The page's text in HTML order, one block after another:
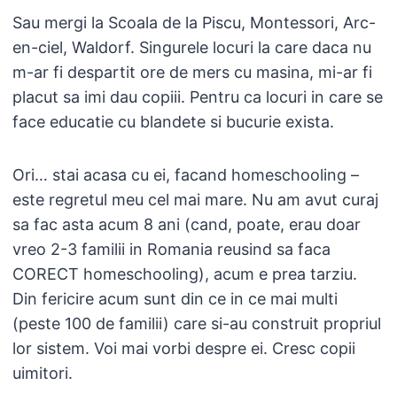
Sau mergi la Scoala de la Piscu, Montessori, Arc-
en-ciel, Waldorf. Singurele locuri la care daca nu
m-ar fi despartit ore de mers cu masina, mi-ar fi
placut sa imi dau copiii. Pentru ca locuri in care se
face educatie cu blandete si bucurie exista.
Ori… stai acasa cu ei, facand homeschooling –
este regretul meu cel mai mare. Nu am avut curaj
sa fac asta acum 8 ani (cand, poate, erau doar
vreo 2-3 familii in Romania reusind sa faca
CORECT homeschooling), acum e prea tarziu.
Din fericire acum sunt din ce in ce mai multi
(peste 100 de familii) care si-au construit propriul
lor sistem. Voi mai vorbi despre ei. Cresc copii
uimitori.